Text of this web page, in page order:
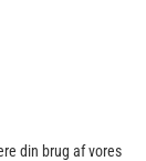
din brug af vores